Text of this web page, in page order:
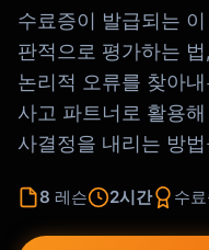
수료증이 발급되는
판적으로 평가하는
논리적 오류를 찾아
사고 파트너로 활용
사결정을 내리는 방
8 레슨 2시간 수